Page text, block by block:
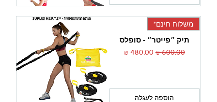
משלוח חינם*
תיק ״פייטר״ - סופלס
מחיר רגיל‏600.00 ‏₪ מחיר מבצע
הוספה לעגלה